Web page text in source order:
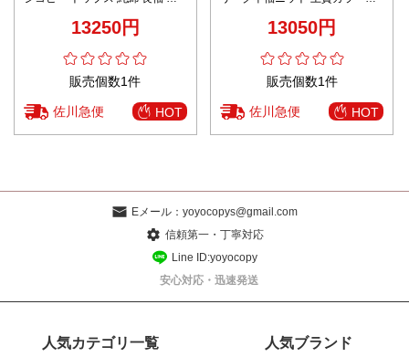
13250円
販売個数1件
佐川急便 HOT
13050円
販売個数1件
佐川急便 HOT
Eメール： yoyocopys@gmail.com
信頼第一・丁寧対応
Line ID:yoyocopy
安心対応・迅速発送
人気カテゴリ一覧 人気ブランド